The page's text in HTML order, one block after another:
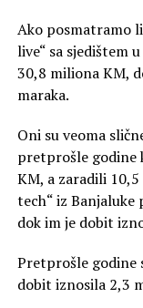
Ako posmatramo
live“ sa sjedištem
30,8 miliona KM,
maraka.
Oni su veoma
pretprošle godine
KM, a zaradili
tech“ iz
dok im je dobit
Pretprošle godine
dobit iznosila 2,3